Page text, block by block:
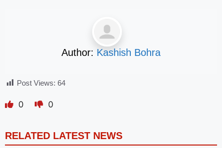
Author: Kashish Bohra
Post Views: 64
0 0
RELATED LATEST NEWS